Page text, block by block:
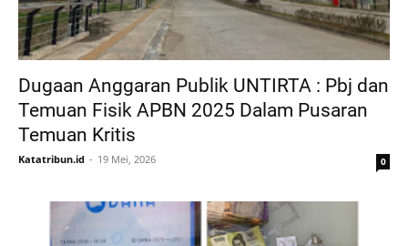
Dugaan Anggaran Publik UNTIRTA : Pbj dan
Temuan Fisik APBN 2025 Dalam Pusaran
Temuan Kritis
Katatribun.id 19 Mei, 2026 0